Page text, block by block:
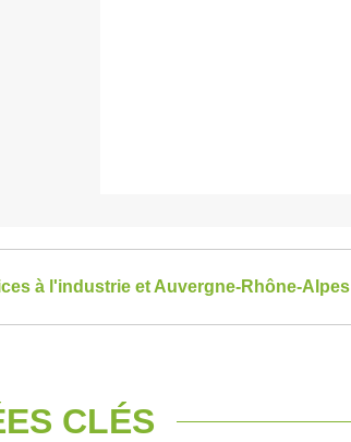
à l'industrie et Auvergne-Rhône-Alpes
CLÉS